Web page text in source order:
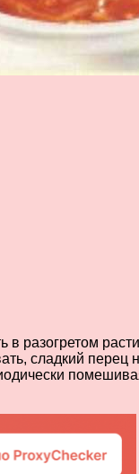
разогретом
сладкий